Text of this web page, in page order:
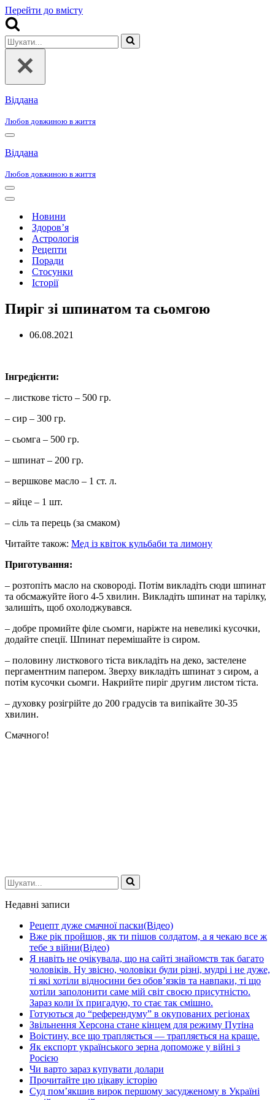
Перейти до вмісту
Шукати...
Віддана
Любов довжиною в життя
Меню
навігації
Віддана
Любов довжиною в життя
Меню
навігації
Меню
навігаціїНовини
Здоров’я
Астрологія
Рецепти
Поради
Стосунки
Історії
Пиріг зі шпинатом та сьомгою
06.08.2021
Інгредієнти:
– листкове тісто – 500 гр.
– сир – 300 гр.
– сьомга – 500 гр.
– шпинат – 200 гр.
– вершкове масло – 1 ст. л.
– яйце – 1 шт.
– сіль та перець (за смаком)
Читайте також: Мед із квіток кульбаби та лимону
Приготування:
– розтопіть масло на сковороді. Потім викладіть сюди шпинат
та обсмажуйте його 4-5 хвилин. Викладіть шпинат на тарілку,
залишіть, щоб охолоджувався.
– добре промийте філе сьомги, наріжте на невеликі кусочки,
додайте спеції. Шпинат перемішайте із сиром.
– половину листкового тіста викладіть на деко, застелене
пергаментним папером. Зверху викладіть шпинат з сиром, а
потім кусочки сьомги. Накрийте пиріг другим листом тіста.
– духовку розігрійте до 200 градусів та випікайте 30-35
хвилин.
Смачного!
Шукати...
Недавні записи
Рецепт дуже смачної паски(Відео)
Вже рік пройшов, як ти пішов солдатом, а я чекаю все ж
тебе з війни(Відео)
Я навіть не очікувала, що на сайті знайомств так багато
чоловіків. Ну звісно, чоловіки були різні, мудрі і не дуже,
ті які хотіли відносини без обов’язків та навпаки, ті що
хотіли заполонити саме мій світ своєю присутністю.
Зараз коли їх пригадую, то стає так смішно.
Готуються до “референдуму” в окупованих регіонах
Звільнення Херсона стане кінцем для режиму Путіна
Воістину, все що трапляється — трапляється на краще.
Як експорт українського зерна допоможе у війні з
Росією
Чи варто зараз купувати долари
Прочитайте цю цікаву історію
Суд пом’якшив вирок першому засудженому в Україні